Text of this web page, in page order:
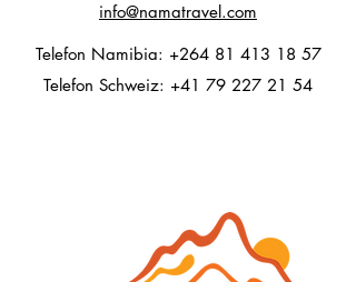
info@namatravel.com
Telefon Namibia: +264 81 413 18 57
Telefon Schweiz: +41 79 227 21 54